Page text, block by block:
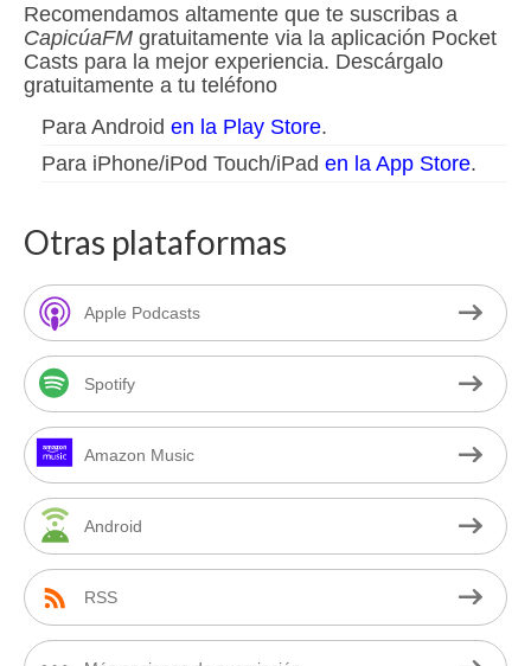
Recomendamos altamente que te suscribas a
CapicúaFM gratuitamente via la aplicación Pocket
Casts para la mejor experiencia. Descárgalo
gratuitamente a tu teléfono
Para Android en la Play Store.
Para iPhone/iPod Touch/iPad en la App Store.
Otras plataformas
Apple Podcasts
Spotify
Amazon Music
Android
RSS